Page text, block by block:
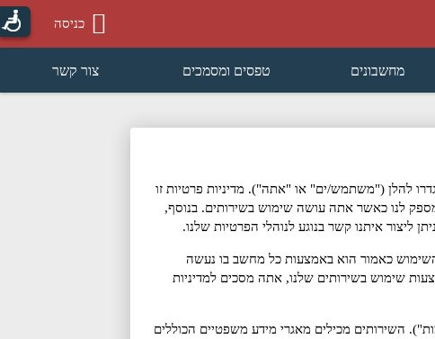
להלן ("משתמש/ים" או "אתה"). מדיניות פרטיות זו
לנו כאשר אתה עושה שימוש בשירותים. בנוסף,
ליצור איתנו קשר בנוגע לנוהלי הפרטיות שלנו.
כאמור הוא באמצעות כל מחשב בו נעשה
שימוש בשירותים שלנו, אתה מסכים למדיניות
). השירותים מכילים מאגרי מידע משפטיים הכוללים
כניסה
מחשבונים טפסים ומסמכים צור קשר